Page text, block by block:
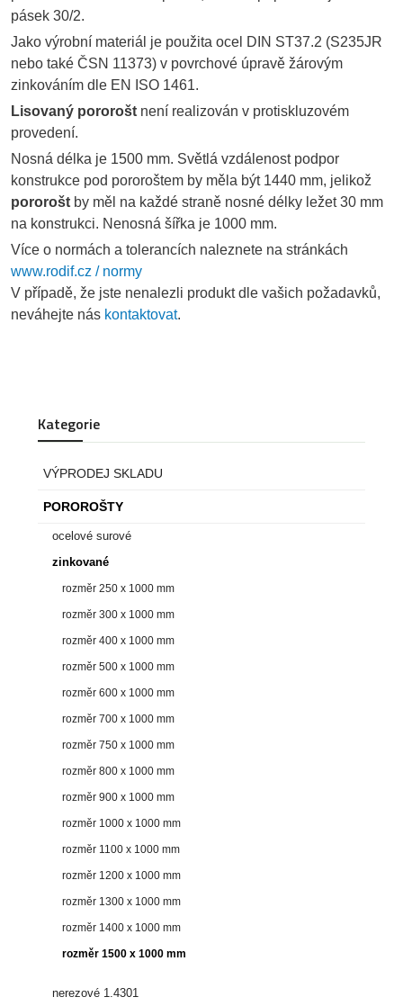
pásek 30/2.
Jako výrobní materiál je použita ocel DIN ST37.2 (S235JR
nebo také ČSN 11373) v povrchové úpravě žárovým
zinkováním dle EN ISO 1461.
Lisovaný pororošt není realizován v protiskluzovém
provedení.
Nosná délka je 1500 mm. Světlá vzdálenost podpor
konstrukce pod pororoštem by měla být 1440 mm, jelikož
pororošt by měl na každé straně nosné délky ležet 30 mm
na konstrukci. Nenosná šířka je 1000 mm.
Více o normách a tolerancích naleznete na stránkách
www.rodif.cz / normy
V případě, že jste nenalezli produkt dle vašich požadavků,
neváhejte nás kontaktovat.
Kategorie
VÝPRODEJ SKLADU
POROROŠTY
ocelové surové
zinkované
rozměr 250 x 1000 mm
rozměr 300 x 1000 mm
rozměr 400 x 1000 mm
rozměr 500 x 1000 mm
rozměr 600 x 1000 mm
rozměr 700 x 1000 mm
rozměr 750 x 1000 mm
rozměr 800 x 1000 mm
rozměr 900 x 1000 mm
rozměr 1000 x 1000 mm
rozměr 1100 x 1000 mm
rozměr 1200 x 1000 mm
rozměr 1300 x 1000 mm
rozměr 1400 x 1000 mm
rozměr 1500 x 1000 mm
nerezové 1.4301